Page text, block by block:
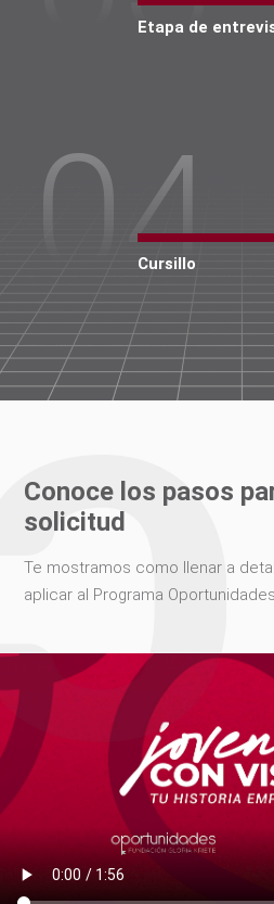
Etapa de
04
Cursillo
Conoce los pasos
solicitud
Te mostramos como llenar a
aplicar al Programa Oportunidades